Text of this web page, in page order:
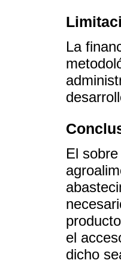
La
El
el
dicho